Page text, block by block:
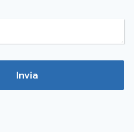
Invia